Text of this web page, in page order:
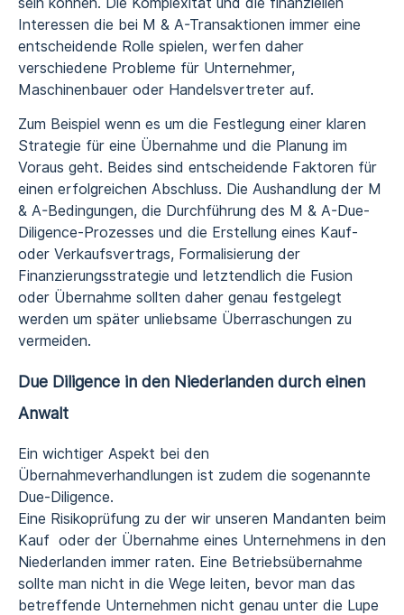
Interessen die bei M & A-Transaktionen immer eine
entscheidende Rolle spielen, werfen daher
verschiedene Probleme für Unternehmer,
Maschinenbauer oder Handelsvertreter auf.
Zum Beispiel wenn es um die Festlegung einer klaren
Strategie für eine Übernahme und die Planung im
Voraus geht. Beides sind entscheidende Faktoren für
einen erfolgreichen Abschluss. Die Aushandlung der M
& A-Bedingungen, die Durchführung des M & A-Due-
Diligence-Prozesses und die Erstellung eines Kauf-
oder Verkaufsvertrags, Formalisierung der
Finanzierungsstrategie und letztendlich die Fusion
oder Übernahme sollten daher genau festgelegt
werden um später unliebsame Überraschungen zu
vermeiden.
Due Diligence in den Niederlanden durch einen
Anwalt
Ein wichtiger Aspekt bei den
Übernahmeverhandlungen ist zudem die sogenannte
Due-Diligence.
Eine Risikoprüfung zu der wir unseren Mandanten beim
Kauf oder der Übernahme eines Unternehmens in den
Niederlanden immer raten. Eine Betriebsübernahme
sollte man nicht in die Wege leiten, bevor man das
betreffende Unternehmen nicht genau unter die Lupe